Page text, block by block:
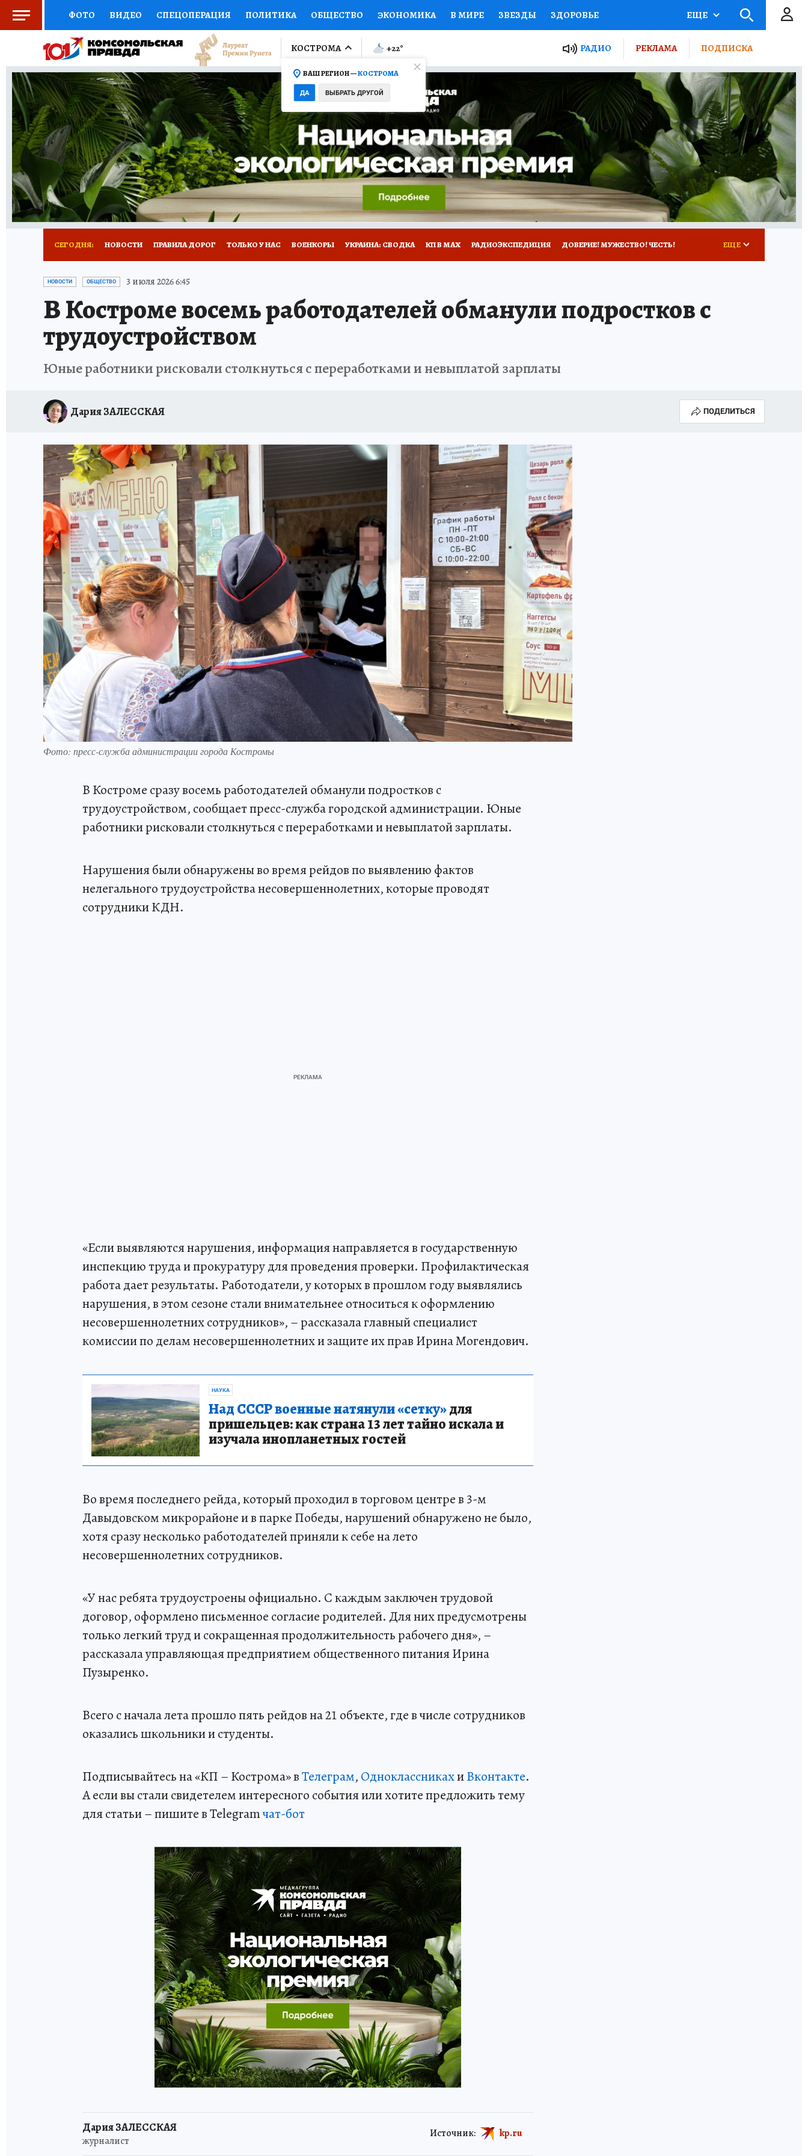
ФОТО ВИДЕО СПЕЦОПЕРАЦИЯ ПОЛИТИКА ОБЩЕСТВО ЭКОНОМИКА В МИРЕ ЗВЕЗДЫ ЗДОРОВЬЕ
СОЦПОДДЕРЖКА НАУКА СПОРТ КОЛУМНИСТЫ ПРОИСШЕСТВИЯ НАЦИОНАЛЬНЫЕ ПРОЕКТЫ РОССИИ
ВЫБОР ЭКСПЕРТОВ ДОКТОР ФИНАНСЫ ОТКРЫВАЕМ МИР Я ЗНАЮ СЕМЬЯ ЖЕНСКИЕ СЕКРЕТЫ ПУТЕВОДИТЕЛЬ
КНИЖНАЯ ПОЛКА ПРОГНОЗЫ НА СПОРТ ПРОМОКОДЫ СЕРИАЛЫ СПЕЦПРОЕКТЫ ДЕФИЦИТ ЖЕЛЕЗА ТУРИЗМ
ПРЕСС-ЦЕНТР НЕДВИЖИМОСТЬ ТЕЛЕВИЗОР КОЛЛЕКЦИИ КОНКУРСЫ РАБОТА У НАС ГИД ПОТРЕБИТЕЛЯ ВСЕ О КП
РАДИО КП РЕКЛАМА ТЕСТЫ НОВОЕ НА САЙТЕ
ЕЩЕ
КОСТРОМА
ВАШ РЕГИОН —КОСТРОМА
ДА ВЫБРАТЬ ДРУГОЙ
+22° РАДИО РЕКЛАМА ПОДПИСКА
СЕГОДНЯ: НОВОСТИ ПРАВИЛА ДОРОГ ТОЛЬКО У НАС ВОЕНКОРЫ УКРАИНА: СВОДКА КП В МАХ РАДИОЭКСПЕДИЦИЯ ДОВЕРИЕ! МУЖЕСТВО! ЧЕСТЬ!
НОВОГОДНИЙ ШОПИНГ В КОСТРОМЕ
СЕМЬЯ В ПОГОНАХ ИСПЫТАНО НА СЕБЕ
ЕЩЕ
НОВОСТИ ОБЩЕСТВО 3 июля 2026 6:45
В Костроме восемь работодателей обманули подростков с
трудоустройством
Юные работники рисковали столкнуться с переработками и невыплатой зарплаты
Дария ЗАЛЕССКАЯ ПОДЕЛИТЬСЯ
Фото: пресс-служба администрации города Костромы
В Костроме сразу восемь работодателей обманули подростков с
трудоустройством, сообщает пресс-служба городской администрации. Юные
работники рисковали столкнуться с переработками и невыплатой зарплаты.
Нарушения были обнаружены во время рейдов по выявлению фактов
нелегального трудоустройства несовершеннолетних, которые проводят
сотрудники КДН.
«Если выявляются нарушения, информация направляется в государственную
инспекцию труда и прокуратуру для проведения проверки. Профилактическая
работа дает результаты. Работодатели, у которых в прошлом году выявлялись
нарушения, в этом сезоне стали внимательнее относиться к оформлению
несовершеннолетних сотрудников», – рассказала главный специалист
комиссии по делам несовершеннолетних и защите их прав Ирина Могендович.
НАУКА
Над СССР военные натянули «сетку»для
пришельцев: как страна 13 лет тайно искала и
изучала инопланетных гостей
Во время последнего рейда, который проходил в торговом центре в 3-м
Давыдовском микрорайоне и в парке Победы, нарушений обнаружено не было,
хотя сразу несколько работодателей приняли к себе на лето
несовершеннолетних сотрудников.
«У нас ребята трудоустроены официально. С каждым заключен трудовой
договор, оформлено письменное согласие родителей. Для них предусмотрены
только легкий труд и сокращенная продолжительность рабочего дня», –
рассказала управляющая предприятием общественного питания Ирина
Пузыренко.
Всего с начала лета прошло пять рейдов на 21 объекте, где в числе сотрудников
оказались школьники и студенты.
Подписывайтесь на «КП – Кострома» вТелеграм, ОдноклассникахиВконтакте.
А если вы стали свидетелем интересного события или хотите предложить тему
для статьи – пишите в Telegramчат-бот
Дария ЗАЛЕССКАЯ
журналист
Источник: kp.ru